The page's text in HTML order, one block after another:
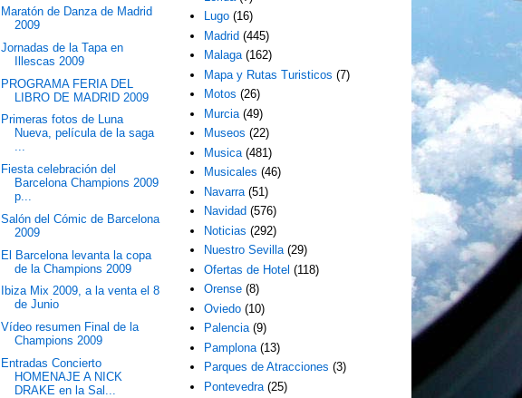
Maratón de Danza de Madrid
2009
Jornadas de la Tapa en
Illescas 2009
PROGRAMA FERIA DEL
LIBRO DE MADRID 2009
Primeras fotos de Luna
Nueva, película de la saga
...
Fiesta celebración del
Barcelona Champions 2009
p...
Salón del Cómic de Barcelona
2009
El Barcelona levanta la copa
de la Champions 2009
Ibiza Mix 2009, a la venta el 8
de Junio
Vídeo resumen Final de la
Champions 2009
Entradas Concierto
HOMENAJE A NICK
DRAKE en la Sal...
Lugo (16)
Madrid (445)
Malaga (162)
Mapa y Rutas Turisticos (7)
Motos (26)
Murcia (49)
Museos (22)
Musica (481)
Musicales (46)
Navarra (51)
Navidad (576)
Noticias (292)
Nuestro Sevilla (29)
Ofertas de Hotel (118)
Orense (8)
Oviedo (10)
Palencia (9)
Pamplona (13)
Parques de Atracciones (3)
Pontevedra (25)